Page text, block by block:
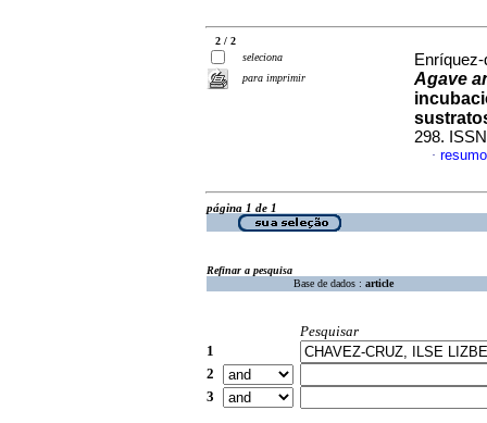
2 / 2
seleciona
para imprimir
Agave
298.
·
página 1 de 1
Refinar a pesquisa
Base de dados : article
Pesquisar
1
2
3